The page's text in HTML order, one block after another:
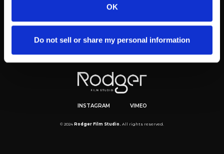
OK
Do not sell or share my personal information
INSTAGRAM VIMEO
© 2024 Rodger Film Studio. All rights reserved.